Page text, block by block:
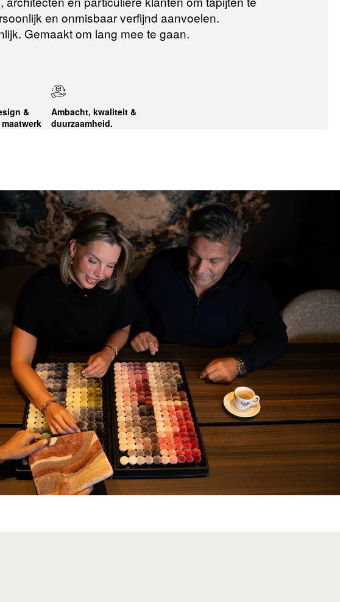
en onmisbaar verfijnd aanvoelen.
Gemaakt om lang mee te gaan.
&
Ambacht, kwaliteit &
duurzaamheid.